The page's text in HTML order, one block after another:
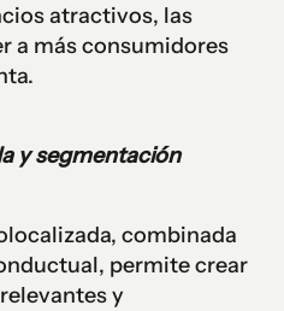
atractivos, las
a más consumidores
y segmentación
combinada
permite crear
y